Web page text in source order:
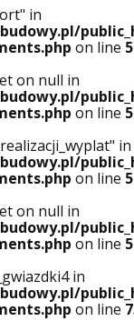
in
on line
on null in
on line
in
on line
on null in
on line
in
on line